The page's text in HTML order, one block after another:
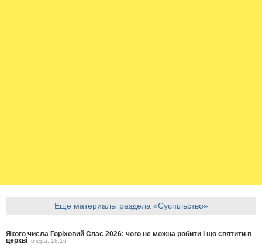
Еще материалы раздела «Суспільство»
Якого числа Горіховий Спас 2026: чого не можна робити і що святити в
церкві вчера, 18:16